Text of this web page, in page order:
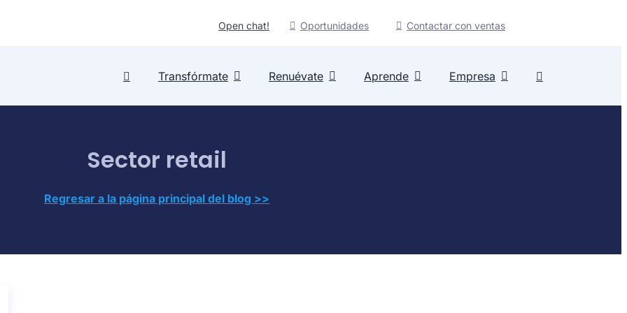
Open chat! Oportunidades Contactar con ventas
Transfórmate Renuévate Aprende Empresa
Sector retail
Regresar a la página principal del blog >>